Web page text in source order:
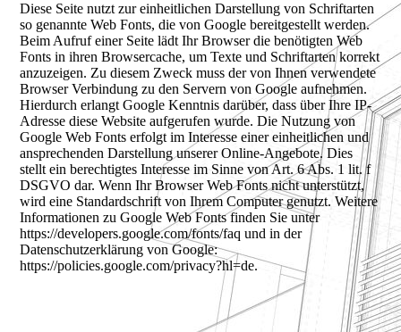
Diese Seite nutzt zur einheitlichen Darstellung von Schriftarten
so genannte Web Fonts, die von Google bereitgestellt werden.
Beim Aufruf einer Seite lädt Ihr Browser die benötigten Web
Fonts in ihren Browsercache, um Texte und Schriftarten korrekt
anzuzeigen. Zu diesem Zweck muss der von Ihnen verwendete
Browser Verbindung zu den Servern von Google aufnehmen.
Hierdurch erlangt Google Kenntnis darüber, dass über Ihre IP-
Adresse diese Website aufgerufen wurde. Die Nutzung von
Google Web Fonts erfolgt im Interesse einer einheitlichen und
ansprechenden Darstellung unserer Online-Angebote. Dies
stellt ein berechtigtes Interesse im Sinne von Art. 6 Abs. 1 lit. f
DSGVO dar. Wenn Ihr Browser Web Fonts nicht unterstützt,
wird eine Standardschrift von Ihrem Computer genutzt. Weitere
Informationen zu Google Web Fonts finden Sie unter
https://developers.google.com/fonts/faq und in der
Datenschutzerklärung von Google:
https://policies.google.com/privacy?hl=de.